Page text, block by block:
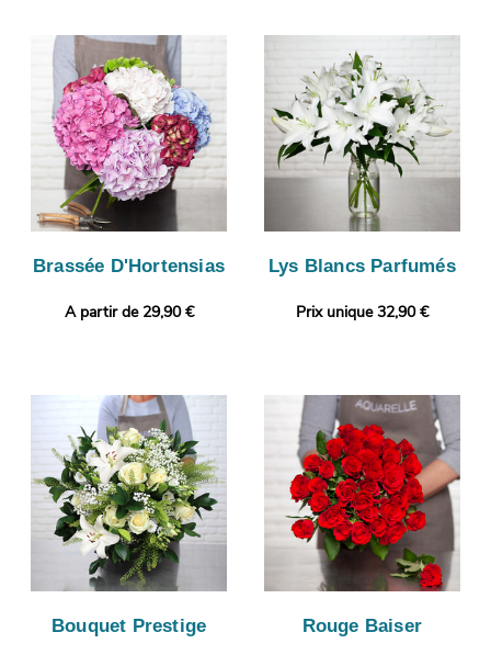
Brassée D'Hortensias
A partir de 29,90 €
Lys Blancs Parfumés
Prix unique 32,90 €
Bouquet Prestige Rouge Baiser